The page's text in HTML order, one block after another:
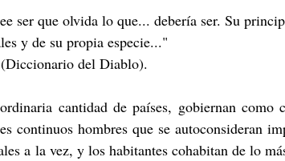
ser que olvida lo que... debería ser. Su
y de su propia especie..."
del Diablo).
cantidad de países, gobiernan como
continuos hombres que se autoconsideran
a la vez, y los habitantes cohabitan de lo